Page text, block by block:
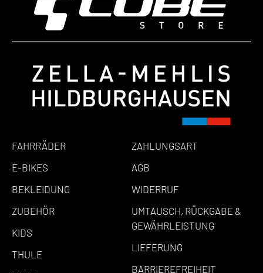
FAHRRÄDER
E-BIKES
BEKLEIDUNG
ZUBEHÖR
KIDS
THULE
ZAHLUNGSART
AGB
WIDERRUF
UMTAUSCH, RÜCKGABE &
GEWÄHRLEISTUNG
LIEFERUNG
BARRIEREFREIHEIT